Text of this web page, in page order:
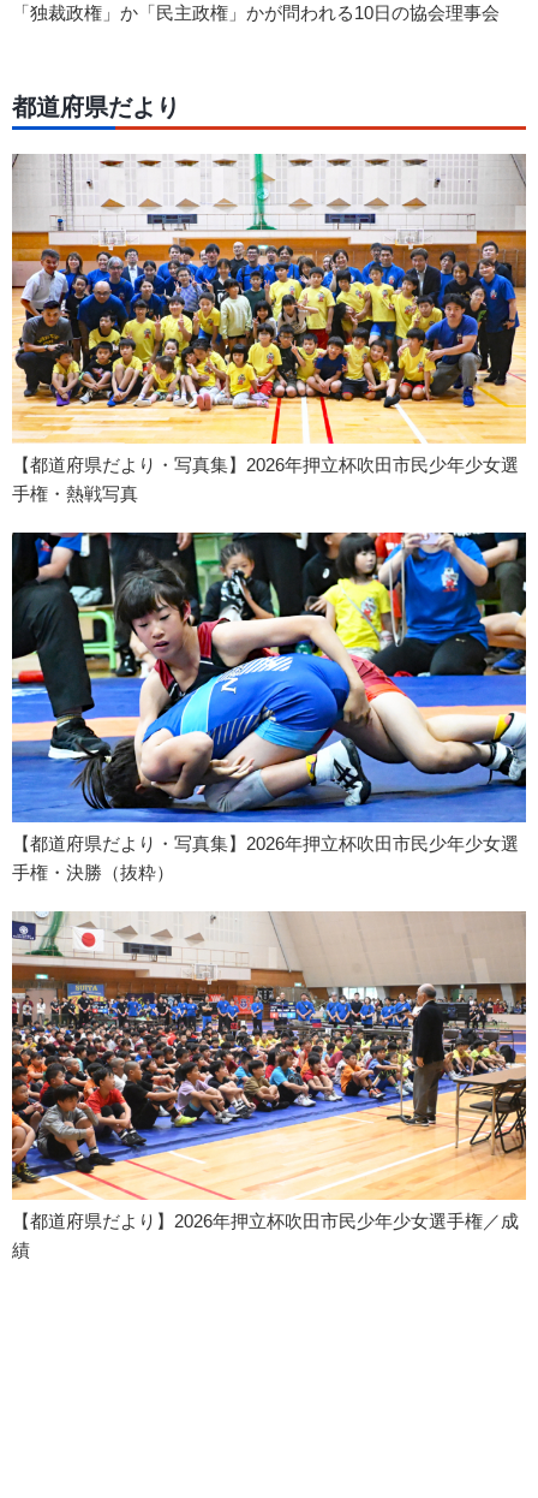
「独裁政権」か「民主政権」かが問われる10日の協会理事会
都道府県だより
【都道府県だより・写真集】2026年押立杯吹田市民少年少女選
手権・熱戦写真
【都道府県だより・写真集】2026年押立杯吹田市民少年少女選
手権・決勝（抜粋）
【都道府県だより】2026年押立杯吹田市民少年少女選手権／成
績